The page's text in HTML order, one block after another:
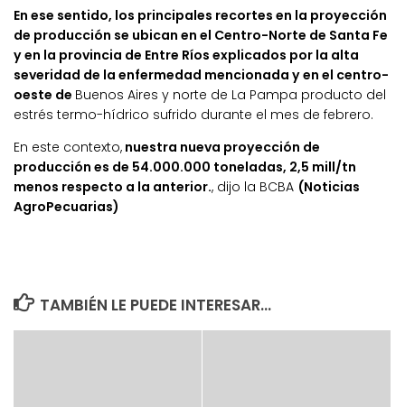
En ese sentido, los principales recortes en la proyección
de producción se ubican en el Centro-Norte de Santa Fe
y en la provincia de Entre Ríos explicados por la alta
severidad de la enfermedad mencionada y en el centro-
oeste de Buenos Aires y norte de La Pampa producto del
estrés termo-hídrico sufrido durante el mes de febrero.
En este contexto, nuestra nueva proyección de
producción es de 54.000.000 toneladas, 2,5 mill/tn
menos respecto a la anterior., dijo la BCBA (Noticias
AgroPecuarias)
TAMBIÉN LE PUEDE INTERESAR...